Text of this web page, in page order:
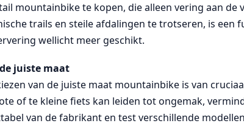
mountainbike te kopen, die alleen vering aan
trails en steile afdalingen te trotseren, is een
wellicht meer geschikt.
juiste maat
van de juiste maat mountainbike is van
of te kleine fiets kan leiden tot ongemak,
van de fabrikant en test verschillende